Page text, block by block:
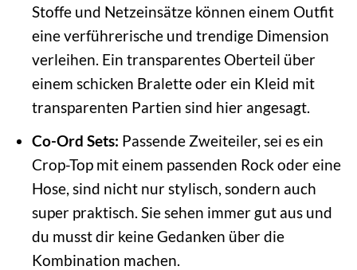
Stoffe und Netzeinsätze können einem Outfit
eine verführerische und trendige Dimension
verleihen. Ein transparentes Oberteil über
einem schicken Bralette oder ein Kleid mit
transparenten Partien sind hier angesagt.
Co-Ord Sets: Passende Zweiteiler, sei es ein
Crop-Top mit einem passenden Rock oder eine
Hose, sind nicht nur stylisch, sondern auch
super praktisch. Sie sehen immer gut aus und
du musst dir keine Gedanken über die
Kombination machen.